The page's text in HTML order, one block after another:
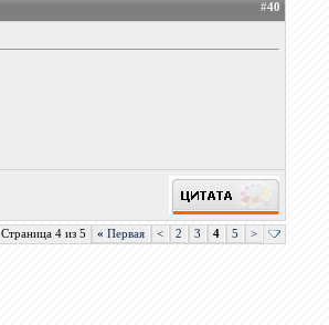
#40
Страница 4 из 5 « Первая < 2 3 4 5 >